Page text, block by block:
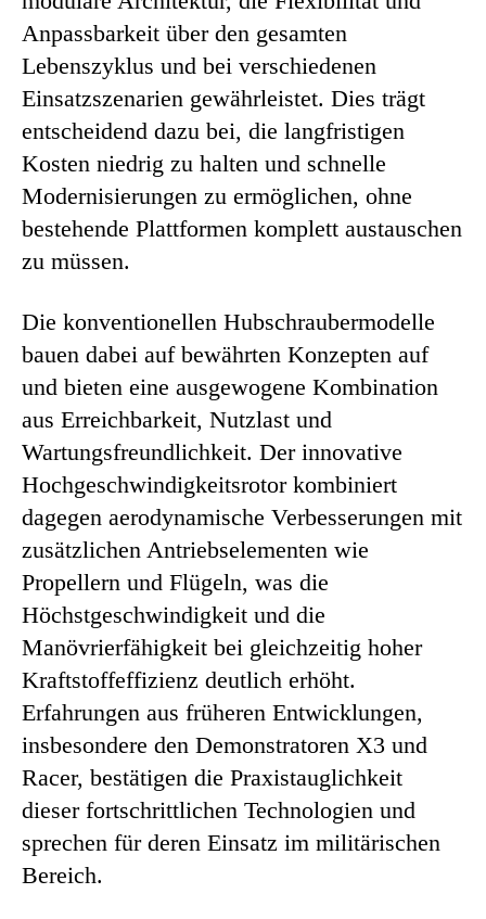
Anpassbarkeit über den gesamten
Lebenszyklus und bei verschiedenen
Einsatzszenarien gewährleistet. Dies trägt
entscheidend dazu bei, die langfristigen
Kosten niedrig zu halten und schnelle
Modernisierungen zu ermöglichen, ohne
bestehende Plattformen komplett austauschen
zu müssen.
Die konventionellen Hubschraubermodelle
bauen dabei auf bewährten Konzepten auf
und bieten eine ausgewogene Kombination
aus Erreichbarkeit, Nutzlast und
Wartungsfreundlichkeit. Der innovative
Hochgeschwindigkeitsrotor kombiniert
dagegen aerodynamische Verbesserungen mit
zusätzlichen Antriebselementen wie
Propellern und Flügeln, was die
Höchstgeschwindigkeit und die
Manövrierfähigkeit bei gleichzeitig hoher
Kraftstoffeffizienz deutlich erhöht.
Erfahrungen aus früheren Entwicklungen,
insbesondere den Demonstratoren X3 und
Racer, bestätigen die Praxistauglichkeit
dieser fortschrittlichen Technologien und
sprechen für deren Einsatz im militärischen
Bereich.